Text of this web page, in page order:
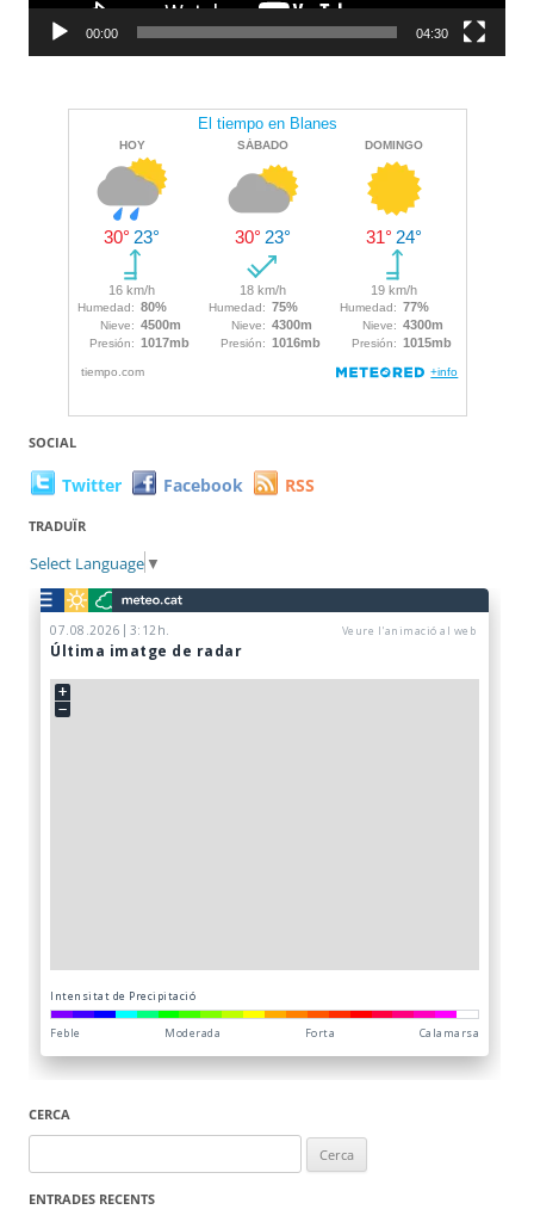
00:00 04:30
SOCIAL
Twitter Facebook RSS
TRADUÏR
Select Language ▼
CERCA
ENTRADES RECENTS